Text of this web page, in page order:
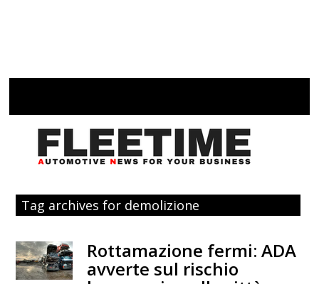
Tag archives for demolizione
Rottamazione fermi: ADA
avverte sul rischio